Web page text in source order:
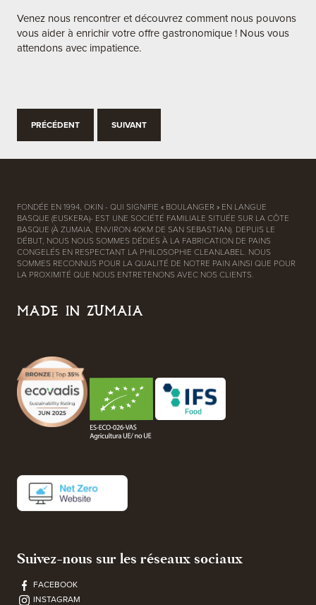
Venez nous rencontrer et découvrez comment nous pouvons
vous aider à enrichir votre offre gastronomique ! Nous vous
attendons avec impatience.
PRÉCÉDENT SUIVANT
FONDÉE EN 1994, OKIN - QUI SIGNIFIE « BOULANGER » EN LANGUE
BASQUE (EUSKERA)- EST UNE SOCIÉTÉ FAMILIALE SITUÉE SUR LA CÔTE
BASQUE (À ZUMAIA, ENVIRON 40KM DE SAN SEBASTIAN). DEPUIS LE
DÉBUT, NOUS NOUS SOMMES DÉDIÉS À LA FABRICATION DE PAINS
CONGELÉS EN RESPECTANT LA PHILOSOPHIE CLEANLABEL. NOUS
SOMMES RECONNUS POUR LA QUALITÉ DE NOTRE PAIN AINSI QUE POUR
LA PROXIMITÉ QUE NOUS ENTRETENONS AVEC NOS CLIENTS.
MADE IN ZUMAIA
Suivez-nous sur les réseaux sociaux
FACEBOOK
INSTAGRAM